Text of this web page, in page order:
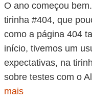
O ano começou
tirinha #404, que
como a página 404
início, tivemos um
expectativas, na
sobre testes com o
mais